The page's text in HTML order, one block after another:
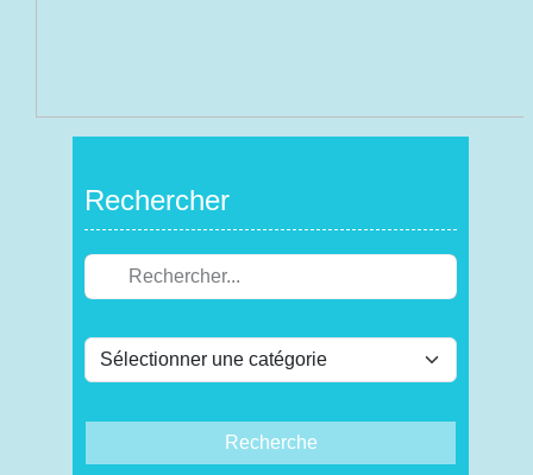
Rechercher
Recherche